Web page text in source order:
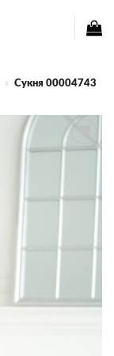
» Сукня 00004743